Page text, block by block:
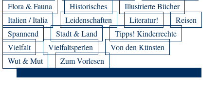
Flora & Fauna
Historisches
Illustrierte Bücher
Italien / Italia
Leidenschaften Literatur!
Reisen
Spannend
Stadt & Land
Tipps! Kinderrechte
Vielfalt
Vielfaltsperlen
Von den Künsten
Wut & Mut
Zum Vorlesen